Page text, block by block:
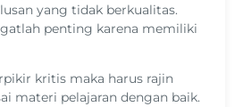
yang tidak berkualitas.
penting karena memiliki
kritis maka harus rajin
materi pelajaran dengan baik.